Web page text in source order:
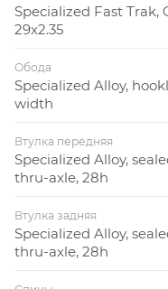
Specialized Fast Trak,
29x2.35
Обода
Specialized Alloy,
width
Втулка передняя
Specialized Alloy,
thru-axle, 28h
Втулка задняя
Specialized Alloy,
thru-axle, 28h